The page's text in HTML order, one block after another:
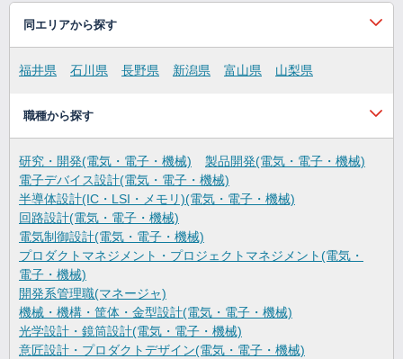
同エリアから探す
福井県 石川県 長野県 新潟県 富山県 山梨県
職種から探す
研究・開発(電気・電子・機械)
製品開発(電気・電子・機械)
電子デバイス設計(電気・電子・機械)
半導体設計(IC・LSI・メモリ)(電気・電子・機械)
回路設計(電気・電子・機械)
電気制御設計(電気・電子・機械)
プロダクトマネジメント・プロジェクトマネジメント(電気・
電子・機械)
開発系管理職(マネージャ)
機械・機構・筐体・金型設計(電気・電子・機械)
光学設計・鏡筒設計(電気・電子・機械)
意匠設計・プロダクトデザイン(電気・電子・機械)